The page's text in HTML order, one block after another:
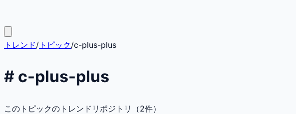
トレンド/ トピック/c-plus-plus
# c-plus-plus
このトピックのトレンドリポジトリ（2件）